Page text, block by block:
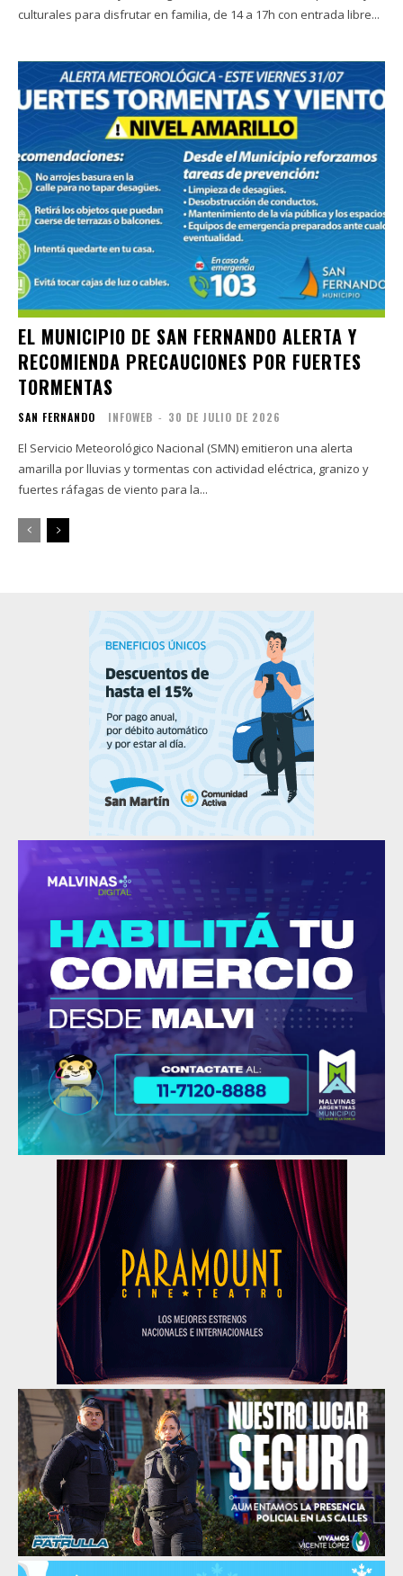
culturales para disfrutar en familia, de 14 a 17h con entrada libre...
EL MUNICIPIO DE SAN FERNANDO ALERTA Y
RECOMIENDA PRECAUCIONES POR FUERTES
TORMENTAS
SAN FERNANDO INFOWEB - 30 DE JULIO DE 2026
El Servicio Meteorológico Nacional (SMN) emitieron una alerta
amarilla por lluvias y tormentas con actividad eléctrica, granizo y
fuertes ráfagas de viento para la...